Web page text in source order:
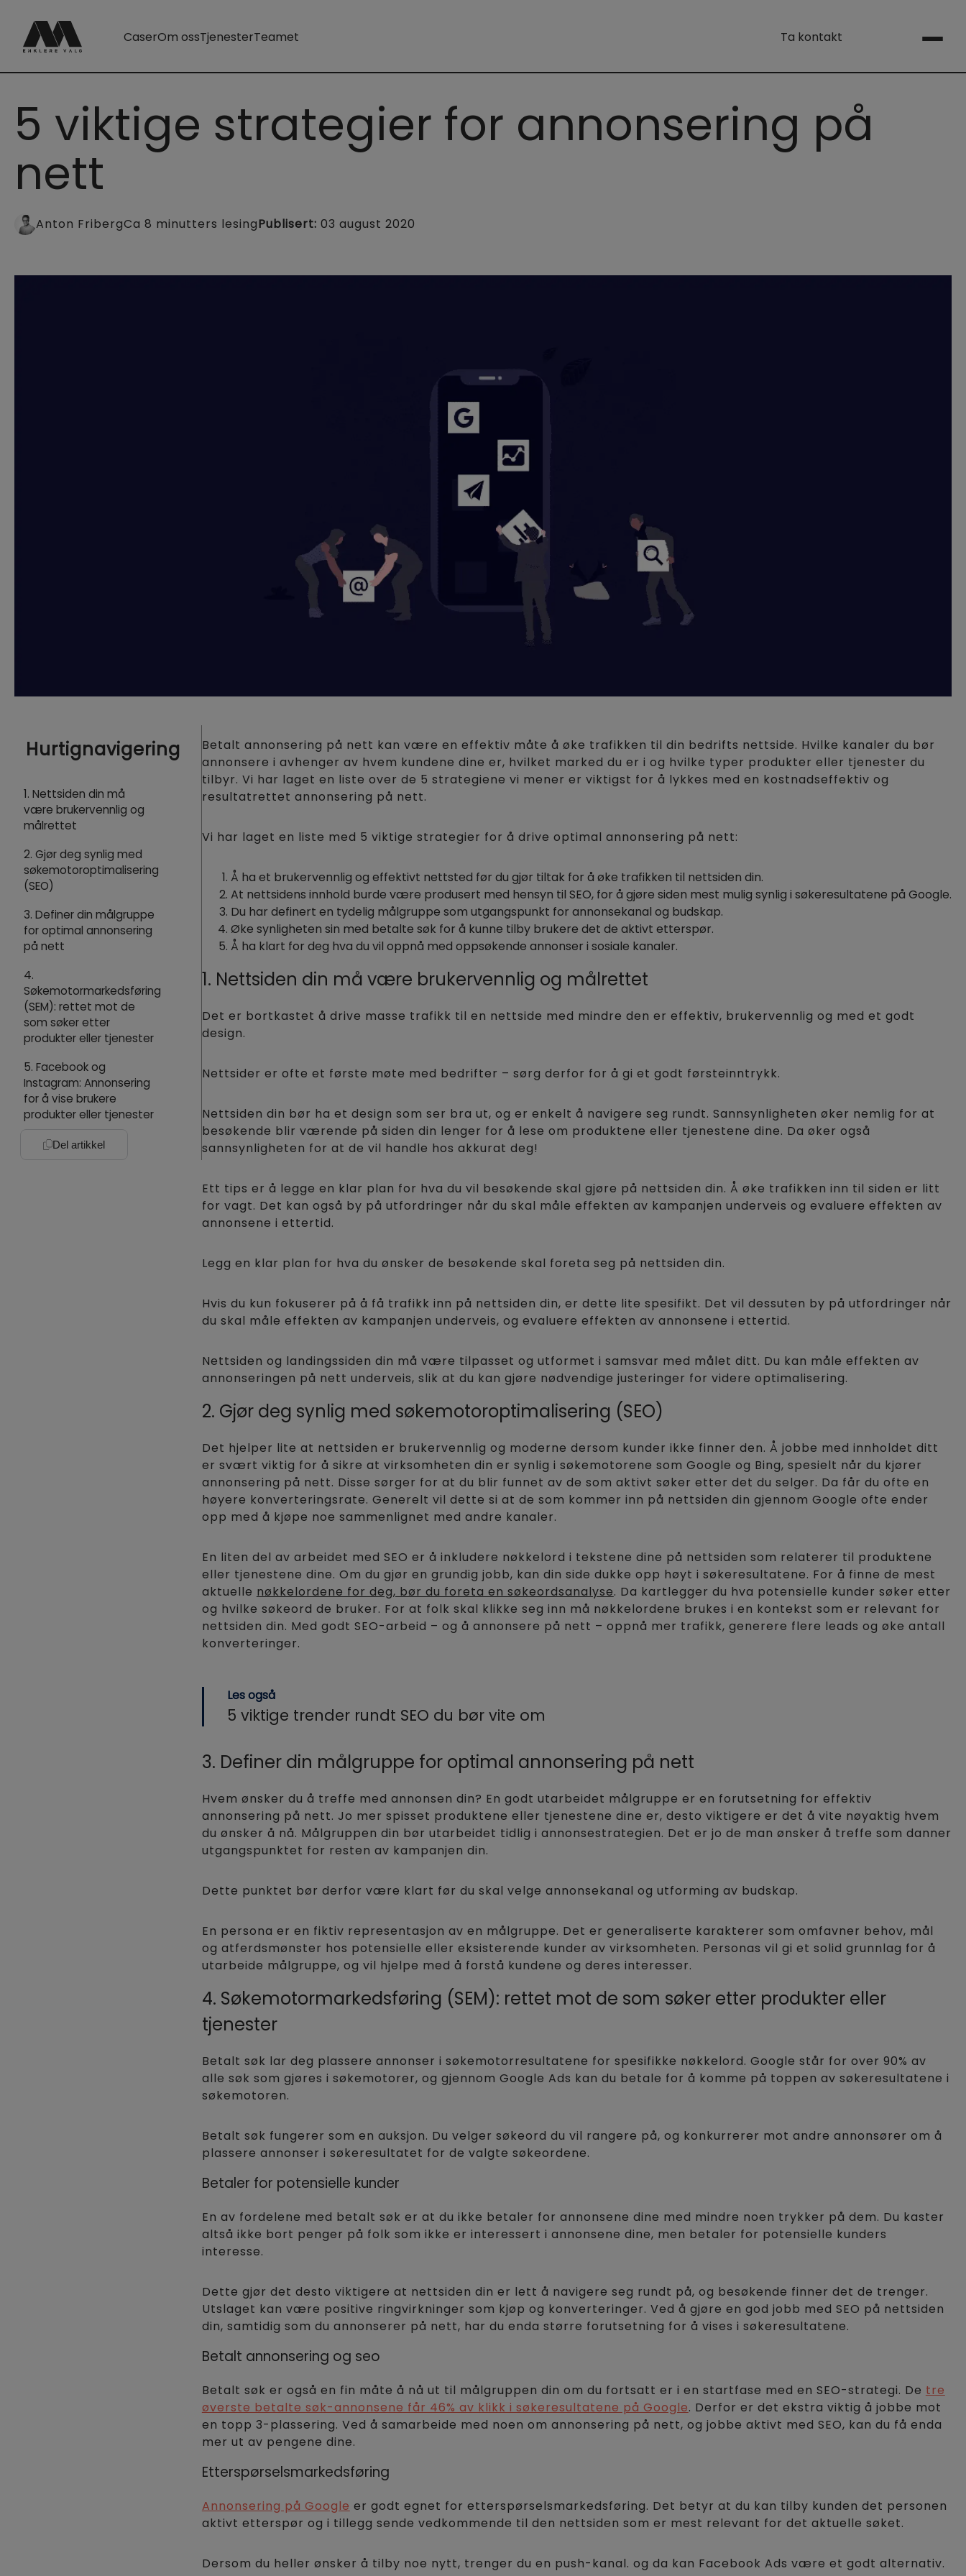
CaserOm ossTjenesterTeamet Ta kontakt
5 viktige strategier for annonsering på
nett
Anton FribergCa 8 minutters lesingPublisert: 03 august 2020
Hurtignavigering
1. Nettsiden din må
være brukervennlig og
målrettet
2. Gjør deg synlig med
søkemotoroptimalisering
(SEO)
3. Definer din målgruppe
for optimal annonsering
på nett
4.
Søkemotormarkedsføring
(SEM): rettet mot de
som søker etter
produkter eller tjenester
5. Facebook og
Instagram: Annonsering
for å vise brukere
produkter eller tjenester
Del artikkel
Betalt annonsering på nett kan være en effektiv måte å øke trafikken til din bedrifts nettside. Hvilke kanaler du bør
annonsere i avhenger av hvem kundene dine er, hvilket marked du er i og hvilke typer produkter eller tjenester du
tilbyr. Vi har laget en liste over de 5 strategiene vi mener er viktigst for å lykkes med en kostnadseffektiv og
resultatrettet annonsering på nett.
Vi har laget en liste med 5 viktige strategier for å drive optimal annonsering på nett:
Å ha et brukervennlig og effektivt nettsted før du gjør tiltak for å øke trafikken til nettsiden din.
At nettsidens innhold burde være produsert med hensyn til SEO, for å gjøre siden mest mulig synlig i søkeresultatene på Google.
Du har definert en tydelig målgruppe som utgangspunkt for annonsekanal og budskap.
Øke synligheten sin med betalte søk for å kunne tilby brukere det de aktivt etterspør.
Å ha klart for deg hva du vil oppnå med oppsøkende annonser i sosiale kanaler.
1. Nettsiden din må være brukervennlig og målrettet
Det er bortkastet å drive masse trafikk til en nettside med mindre den er effektiv, brukervennlig og med et godt
design.
Nettsider er ofte et første møte med bedrifter – sørg derfor for å gi et godt førsteinntrykk.
Nettsiden din bør ha et design som ser bra ut, og er enkelt å navigere seg rundt. Sannsynligheten øker nemlig for at
besøkende blir værende på siden din lenger for å lese om produktene eller tjenestene dine. Da øker også
sannsynligheten for at de vil handle hos akkurat deg!
Ett tips er å legge en klar plan for hva du vil besøkende skal gjøre på nettsiden din. Å øke trafikken inn til siden er litt
for vagt. Det kan også by på utfordringer når du skal måle effekten av kampanjen underveis og evaluere effekten av
annonsene i ettertid.
Legg en klar plan for hva du ønsker de besøkende skal foreta seg på nettsiden din.
Hvis du kun fokuserer på å få trafikk inn på nettsiden din, er dette lite spesifikt. Det vil dessuten by på utfordringer når
du skal måle effekten av kampanjen underveis, og evaluere effekten av annonsene i ettertid.
Nettsiden og landingssiden din må være tilpasset og utformet i samsvar med målet ditt. Du kan måle effekten av
annonseringen på nett underveis, slik at du kan gjøre nødvendige justeringer for videre optimalisering.
2. Gjør deg synlig med søkemotoroptimalisering (SEO)
Det hjelper lite at nettsiden er brukervennlig og moderne dersom kunder ikke finner den. Å jobbe med innholdet ditt
er svært viktig for å sikre at virksomheten din er synlig i søkemotorene som Google og Bing, spesielt når du kjører
annonsering på nett. Disse sørger for at du blir funnet av de som aktivt søker etter det du selger. Da får du ofte en
høyere konverteringsrate. Generelt vil dette si at de som kommer inn på nettsiden din gjennom Google ofte ender
opp med å kjøpe noe sammenlignet med andre kanaler.
En liten del av arbeidet med SEO er å inkludere nøkkelord i tekstene dine på nettsiden som relaterer til produktene
eller tjenestene dine. Om du gjør en grundig jobb, kan din side dukke opp høyt i søkeresultatene. For å finne de mest
aktuelle nøkkelordene for deg, bør du foreta en søkeordsanalyse. Da kartlegger du hva potensielle kunder søker etter
og hvilke søkeord de bruker. For at folk skal klikke seg inn må nøkkelordene brukes i en kontekst som er relevant for
nettsiden din. Med godt SEO-arbeid – og å annonsere på nett – oppnå mer trafikk, generere flere leads og øke antall
konverteringer.
Les også
5 viktige trender rundt SEO du bør vite om
3. Definer din målgruppe for optimal annonsering på nett
Hvem ønsker du å treffe med annonsen din? En godt utarbeidet målgruppe er en forutsetning for effektiv
annonsering på nett. Jo mer spisset produktene eller tjenestene dine er, desto viktigere er det å vite nøyaktig hvem
du ønsker å nå. Målgruppen din bør utarbeidet tidlig i annonsestrategien. Det er jo de man ønsker å treffe som danner
utgangspunktet for resten av kampanjen din.
Dette punktet bør derfor være klart før du skal velge annonsekanal og utforming av budskap.
En persona er en fiktiv representasjon av en målgruppe. Det er generaliserte karakterer som omfavner behov, mål
og atferdsmønster hos potensielle eller eksisterende kunder av virksomheten. Personas vil gi et solid grunnlag for å
utarbeide målgruppe, og vil hjelpe med å forstå kundene og deres interesser.
4. Søkemotormarkedsføring (SEM): rettet mot de som søker etter produkter eller
tjenester
Betalt søk lar deg plassere annonser i søkemotorresultatene for spesifikke nøkkelord. Google står for over 90% av
alle søk som gjøres i søkemotorer, og gjennom Google Ads kan du betale for å komme på toppen av søkeresultatene i
søkemotoren.
Betalt søk fungerer som en auksjon. Du velger søkeord du vil rangere på, og konkurrerer mot andre annonsører om å
plassere annonser i søkeresultatet for de valgte søkeordene.
Betaler for potensielle kunder
En av fordelene med betalt søk er at du ikke betaler for annonsene dine med mindre noen trykker på dem. Du kaster
altså ikke bort penger på folk som ikke er interessert i annonsene dine, men betaler for potensielle kunders
interesse.
Dette gjør det desto viktigere at nettsiden din er lett å navigere seg rundt på, og besøkende finner det de trenger.
Utslaget kan være positive ringvirkninger som kjøp og konverteringer. Ved å gjøre en god jobb med SEO på nettsiden
din, samtidig som du annonserer på nett, har du enda større forutsetning for å vises i søkeresultatene.
Betalt annonsering og seo
Betalt søk er også en fin måte å nå ut til målgruppen din om du fortsatt er i en startfase med en SEO-strategi. De tre
øverste betalte søk-annonsene får 46% av klikk i søkeresultatene på Google. Derfor er det ekstra viktig å jobbe mot
en topp 3-plassering. Ved å samarbeide med noen om annonsering på nett, og jobbe aktivt med SEO, kan du få enda
mer ut av pengene dine.
Etterspørselsmarkedsføring
Annonsering på Google er godt egnet for etterspørselsmarkedsføring. Det betyr at du kan tilby kunden det personen
aktivt etterspør og i tillegg sende vedkommende til den nettsiden som er mest relevant for det aktuelle søket.
Dersom du heller ønsker å tilby noe nytt, trenger du en push-kanal. og da kan Facebook Ads være et godt alternativ.